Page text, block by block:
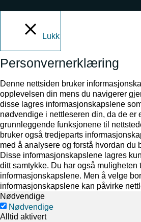
Lukk
Personvernerklæring
Denne nettsiden bruker
opplevelsen din mens du navigerer
disse lagres informasjonskapslene
nødvendige i nettleseren din, da de er
grunnleggende funksjonene til
bruker også tredjeparts
med å analysere og forstå hvordan du
Disse informasjonskapslene lagres
ditt samtykke. Du har også muligheten
informasjonskapslene. Men å velge
informasjonskapslene kan påvirke
Nødvendige
Nødvendige
Alltid aktivert